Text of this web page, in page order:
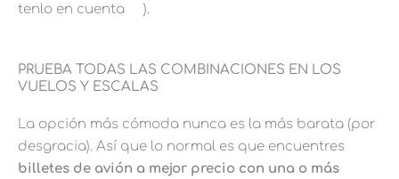
tenlo en cuenta
).
PRUEBA TODAS LAS COMBINACIONES EN LOS
VUELOS Y ESCALAS
La opción más cómoda nunca es la más barata (por
desgracia). Así que lo normal es que encuentres
billetes de avión a mejor precio con una o más